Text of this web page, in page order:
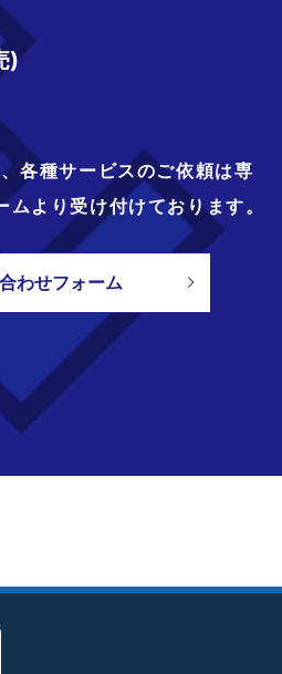
)
各種サービスのご依頼は専
ムより 受け付けております。
わせフォーム